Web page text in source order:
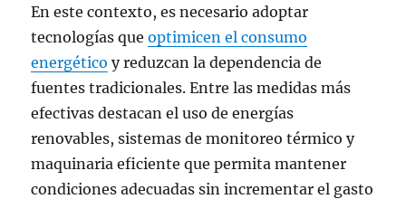
En este contexto, es necesario adoptar
tecnologías queoptimicen el consumo
energético y reduzcan la dependencia de
fuentes tradicionales. Entre las medidas más
efectivas destacan el uso de energías
renovables, sistemas de monitoreo térmico y
maquinaria eficiente que permita mantener
condiciones adecuadas sin incrementar el gasto